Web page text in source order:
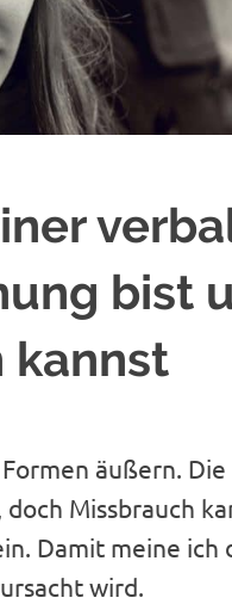
bist
kannst
äußern. Die
Missbrauch
Damit meine ich
wird.